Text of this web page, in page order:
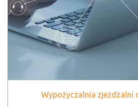
Wypożyczalnia zjeżdżalni